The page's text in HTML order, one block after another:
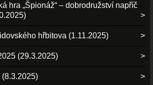
hra „Špionáž“ – dobrodružství napříč
hřbitova (1.11.2025)
(29.3.2025)